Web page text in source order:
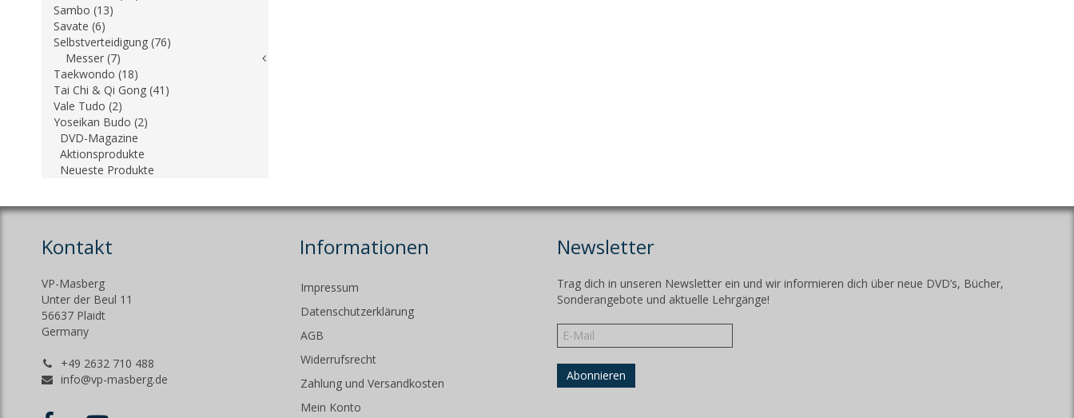
Sambo (13)
Savate (6)
Selbstverteidigung (76)
Messer (7)
Taekwondo (18)
Tai Chi & Qi Gong (41)
Vale Tudo (2)
Yoseikan Budo (2)
DVD-Magazine
Aktionsprodukte
Neueste Produkte
Kontakt
VP-Masberg
Unter der Beul 11
56637 Plaidt
Germany
+49 2632 710 488
info@vp-masberg.de
Informationen
Impressum
Datenschutzerklärung
AGB
Widerrufsrecht
Zahlung und Versandkosten
Mein Konto
Newsletter
Trag dich in unseren Newsletter ein und wir informieren dich über neue DVD’s, Bücher,
Sonderangebote und aktuelle Lehrgänge!